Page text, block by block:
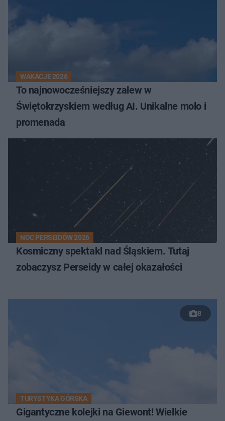
WAKACJE 2026
To najnowocześniejszy zalew w
Świętokrzyskiem według AI. Unikalne molo i
promenada
NOC PERSEIDÓW 2026
Kosmiczny spektakl nad Śląskiem. Tutaj
zobaczysz Perseidy w całej okazałości
8
TURYSTYKA GÓRSKA
Gigantyczne kolejki na Giewont! Wielkie